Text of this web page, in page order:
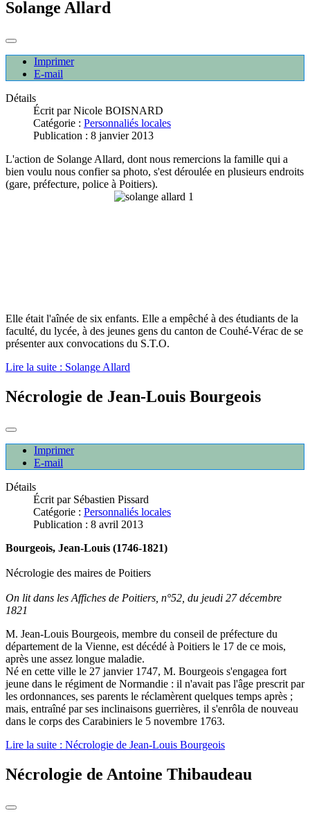
Solange Allard
Imprimer
E-mail
Détails
Écrit parNicole BOISNARD
Catégorie : Personnaliés locales
Publication : 8 janvier 2013
L'action de Solange Allard, dont nous remercions la famille qui a
bien voulu nous confier sa photo, s'est déroulée en plusieurs endroits
(gare, préfecture, police à Poitiers).
Elle était l'aînée de six enfants. Elle a empêché à des étudiants de la
faculté, du lycée, à des jeunes gens du canton de Couhé-Vérac de se
présenter aux convocations du S.T.O.
Lire la suite : Solange Allard
Nécrologie de Jean-Louis Bourgeois
Imprimer
E-mail
Détails
Écrit par Sébastien Pissard
Catégorie : Personnaliés locales
Publication : 8 avril 2013
Bourgeois, Jean-Louis (1746-1821)
Nécrologie des maires de Poitiers
On lit dans les Affiches de Poitiers, n°52, du jeudi 27 décembre
1821
M. Jean-Louis Bourgeois, membre du conseil de préfecture du
département de la Vienne, est décédé à Poitiers le 17 de ce mois,
après une assez longue maladie.
Né en cette ville le 27 janvier 1747, M. Bourgeois s'engagea fort
jeune dans le régiment de Normandie : il n'avait pas l'âge prescrit par
les ordonnances, ses parents le réclamèrent quelques temps après ;
mais, entraîné par ses inclinaisons guerrières, il s'enrôla de nouveau
dans le corps des Carabiniers le 5 novembre 1763.
Lire la suite : Nécrologie de Jean-Louis Bourgeois
Nécrologie de Antoine Thibaudeau